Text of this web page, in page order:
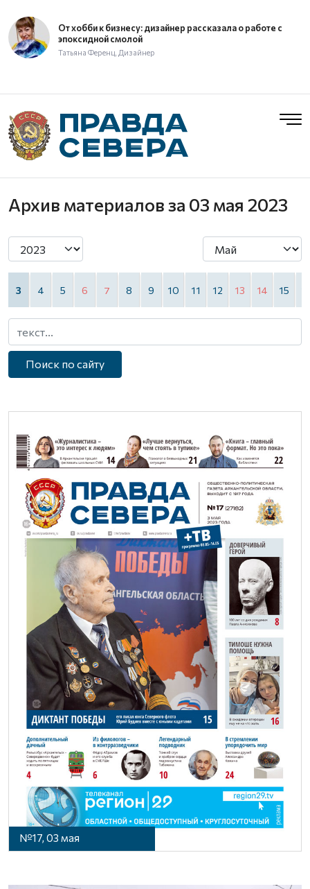
От хобби к бизнесу: дизайнер рассказала о работе с
эпоксидной смолой
Татьяна Ференц, Дизайнер
Архив материаловза 03 мая 2023
3 4 5 6 7 8 9 10 11 12 13 14 15
Поиск по сайту
№17, 03 мая